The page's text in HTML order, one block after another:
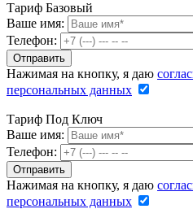
Тариф Базовый
Ваше имя:
Телефон:
Нажимая на кнопку, я даю
персональных данных
Тариф Под Ключ
Ваше имя:
Телефон:
Нажимая на кнопку, я даю
персональных данных